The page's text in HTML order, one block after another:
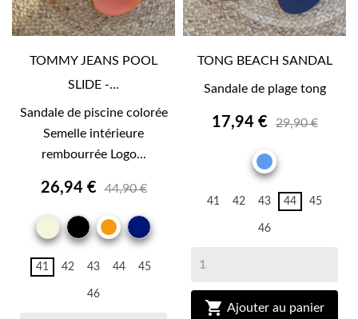
TOMMY JEANS POOL
SLIDE -...
Sandale de piscine colorée
Semelle intérieure
rembourrée Logo...
26,94 € 44,90 €
BEIGENOIRORANGEMARINE
41 42 43 44 45
46
TONG BEACH SANDAL
Sandale de plage tong
17,94 € 29,90 €
BLEU
41 42 43 44 45
46
 Ajouter au panier